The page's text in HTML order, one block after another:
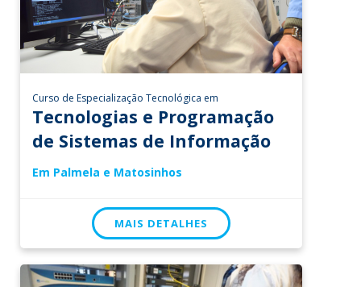
Curso de Especialização Tecnológica em
Tecnologias e Programação
de Sistemas de Informação
Em Palmela e Matosinhos
MAIS DETALHES